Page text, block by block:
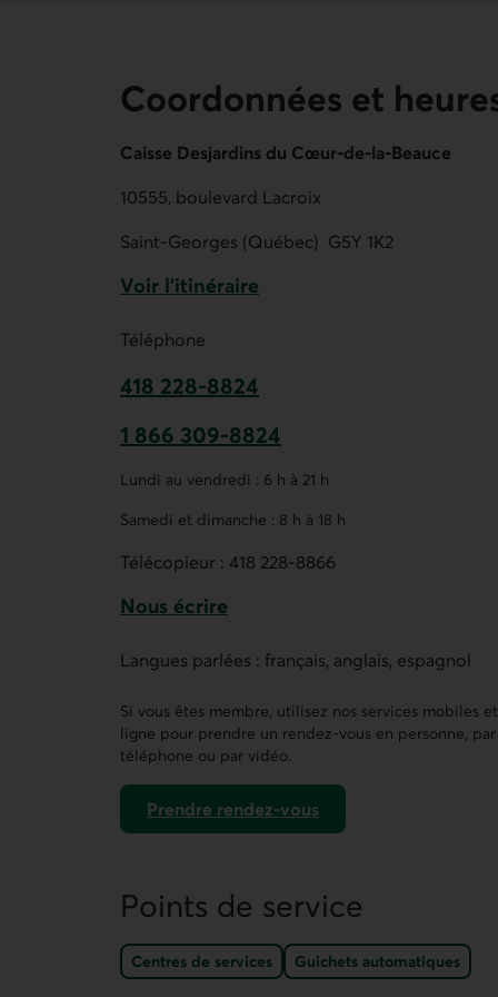
Coordonnées et
Caisse Desjardins du Cœur-de-la-Beauce
10555, boulevard Lacroix
Saint-Georges (Québec) G5Y 1K2
Voir l'itinéraire
Téléphone
418 228-8824
1 866 309-8824
Lundi au vendredi : 6 h à 21 h
Samedi et dimanche : 8 h à 18 h
Télécopieur : 418 228-8866
Nous écrire
Langues parlées : français, anglais, espagnol
Si vous êtes membre, utilisez nos services mobiles
ligne pour prendre un rendez-vous en personne, par
téléphone ou par vidéo.
Prendre rendez-vous
dans AccèsD
Points de service
Centres de services Guichets automatiques